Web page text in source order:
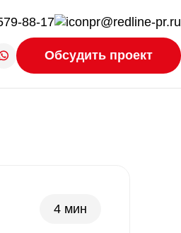
88-17 pr@redline-pr.ru
Обсудить проект
4 мин